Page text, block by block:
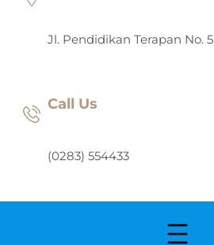
Jl. Pendidikan Terapan No. 5
Call Us
(0283) 554433